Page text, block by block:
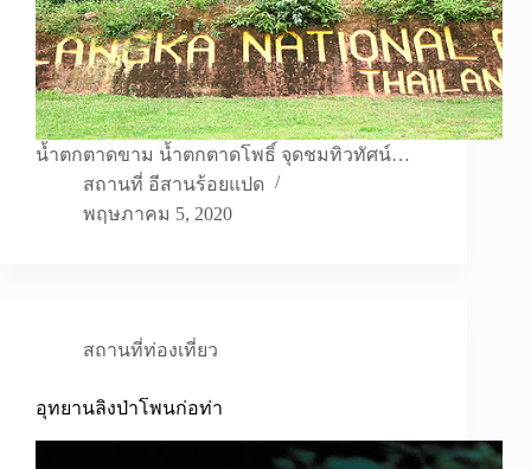
น้ำตกตาดขาม น้ำตกตาดโพธิ์ จุดชมทิวทัศน์…
สถานที่ อีสานร้อยแปด
พฤษภาคม 5, 2020
สถานที่ท่องเที่ยว
อุทยานลิงป่าโพนก่อท่า